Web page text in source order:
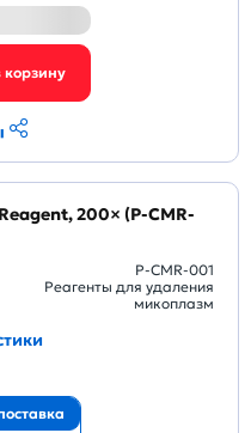
200× (P-CMR-
P-CMR-001
Реагенты для удаления
микоплазм